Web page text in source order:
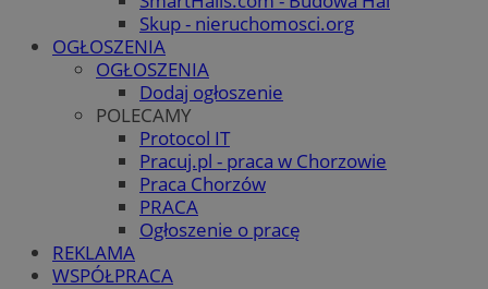
Skup - nieruchomosci.org
OGŁOSZENIA
OGŁOSZENIA
Dodaj ogłoszenie
POLECAMY
Protocol IT
Pracuj.pl - praca w Chorzowie
Praca Chorzów
PRACA
Ogłoszenie o pracę
REKLAMA
WSPÓŁPRACA